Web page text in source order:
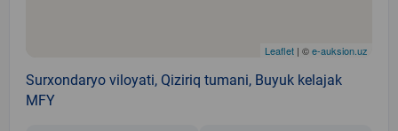
Leaflet | ©e-auksion.uz
Surxondaryo viloyati, Qiziriq tumani, Buyuk kelajak
MFY